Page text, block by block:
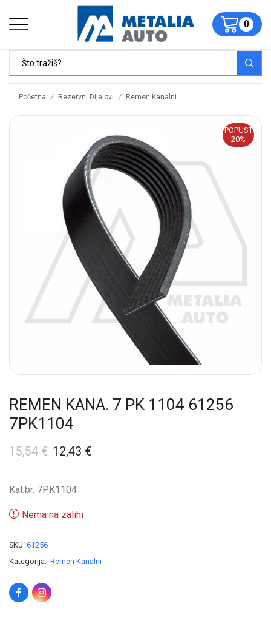
0
Početna / Rezervni Dijelovi / Remen Kanalni
POPUST
20%
REMEN KANA. 7 PK 1104 61256
7PK1104
15,54€ 12,43 €
Kat.br. 7PK1104
Nema na zalihi
SKU: 61256
Kategorija: Remen Kanalni